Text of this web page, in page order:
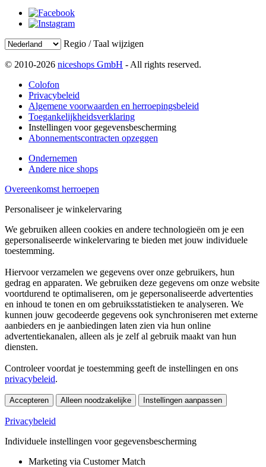
Regio / Taal wijzigen
© 2010-2026 niceshops GmbH - All rights reserved.
Colofon
Privacybeleid
Algemene voorwaarden en herroepingsbeleid
Toegankelijkheidsverklaring
Instellingen voor gegevensbescherming
Abonnementscontracten opzeggen
Ondernemen
Andere nice shops
Overeenkomst herroepen
Personaliseer je winkelervaring
We gebruiken alleen cookies en andere technologieën om je een
gepersonaliseerde winkelervaring te bieden met jouw individuele
toestemming.
Hiervoor verzamelen we gegevens over onze gebruikers, hun
gedrag en apparaten. We gebruiken deze gegevens om onze website
voortdurend te optimaliseren, om je gepersonaliseerde advertenties
en inhoud te tonen en om gebruiksstatistieken te analyseren. We
kunnen jouw gecodeerde gegevens ook synchroniseren met externe
aanbieders en je aanbiedingen laten zien via hun online
advertentiekanalen, alleen als je zelf al gebruik maakt van hun
diensten.
Controleer voordat je toestemming geeft de instellingen en ons
privacybeleid.
Accepteren Alleen noodzakelijke Instellingen aanpassen
Privacybeleid
Individuele instellingen voor gegevensbescherming
Marketing via Customer Match